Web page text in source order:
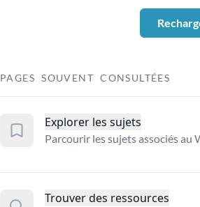
PAGES SOUVENT CONSULTÉES
Explorer les sujets
Parcourir les sujets associés au
Trouver des ressources